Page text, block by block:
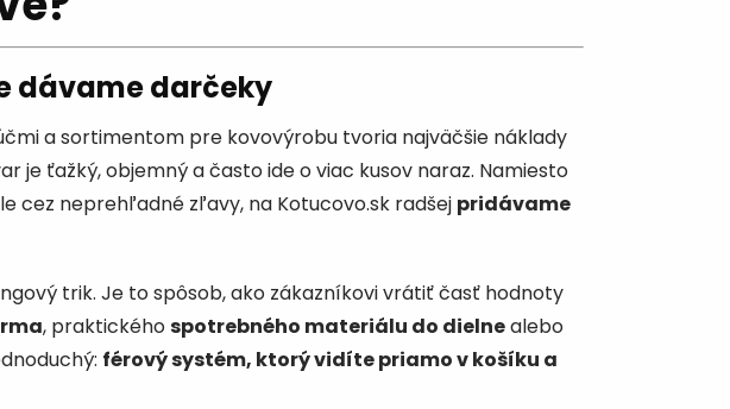
dávame darčeky
a sortimentom pre kovovýrobu tvoria najväčšie náklady
je ťažký, objemný a často ide o viac kusov naraz. Namiesto
cez neprehľadné zľavy, na Kotucovo.sk radšej pridávame
trik. Je to spôsob, ako zákazníkovi vrátiť časť hodnoty
, praktickéhospotrebného materiálu do dielnealebo
férový systém, ktorý vidíte priamo v košíku a